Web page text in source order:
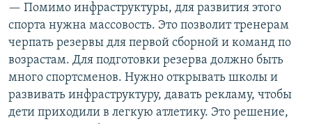
— Помимо инфраструктуры, для развития этого
спорта нужна массовость. Это позволит тренерам
черпать резервы для первой сборной и команд по
возрастам. Для подготовки резерва должно быть
много спортсменов. Нужно открывать школы и
развивать инфраструктуру, давать рекламу, чтобы
дети приходили в легкую атлетику. Это решение,